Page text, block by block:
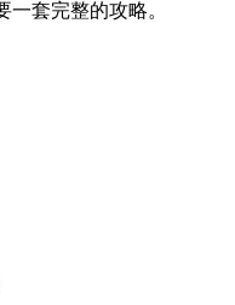
套完整的攻略。